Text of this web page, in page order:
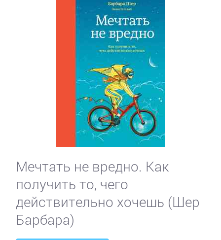
Мечтать не вредно. Как
получить то, чего
действительно хочешь (Шер
Барбара)